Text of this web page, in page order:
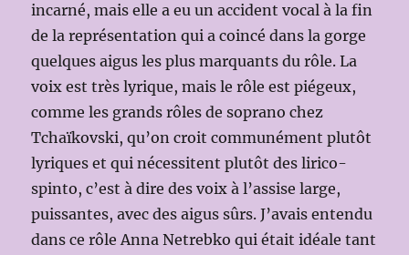
incarné, mais elle a eu un accident vocal à la fin
de la représentation qui a coincé dans la gorge
quelques aigus les plus marquants du rôle. La
voix est très lyrique, mais le rôle est piégeux,
comme les grands rôles de soprano chez
Tchaïkovski, qu’on croit communément plutôt
lyriques et qui nécessitent plutôt des lirico-
spinto, c’est à dire des voix à l’assise large,
puissantes, avec des aigus sûrs. J’avais entendu
dans ce rôle Anna Netrebko qui était idéale tant